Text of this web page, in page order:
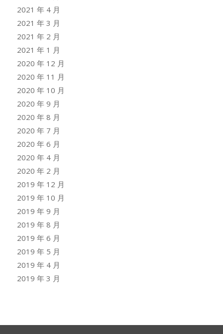
2021 年 4 月
2021 年 3 月
2021 年 2 月
2021 年 1 月
2020 年 12 月
2020 年 11 月
2020 年 10 月
2020 年 9 月
2020 年 8 月
2020 年 7 月
2020 年 6 月
2020 年 4 月
2020 年 2 月
2019 年 12 月
2019 年 10 月
2019 年 9 月
2019 年 8 月
2019 年 6 月
2019 年 5 月
2019 年 4 月
2019 年 3 月